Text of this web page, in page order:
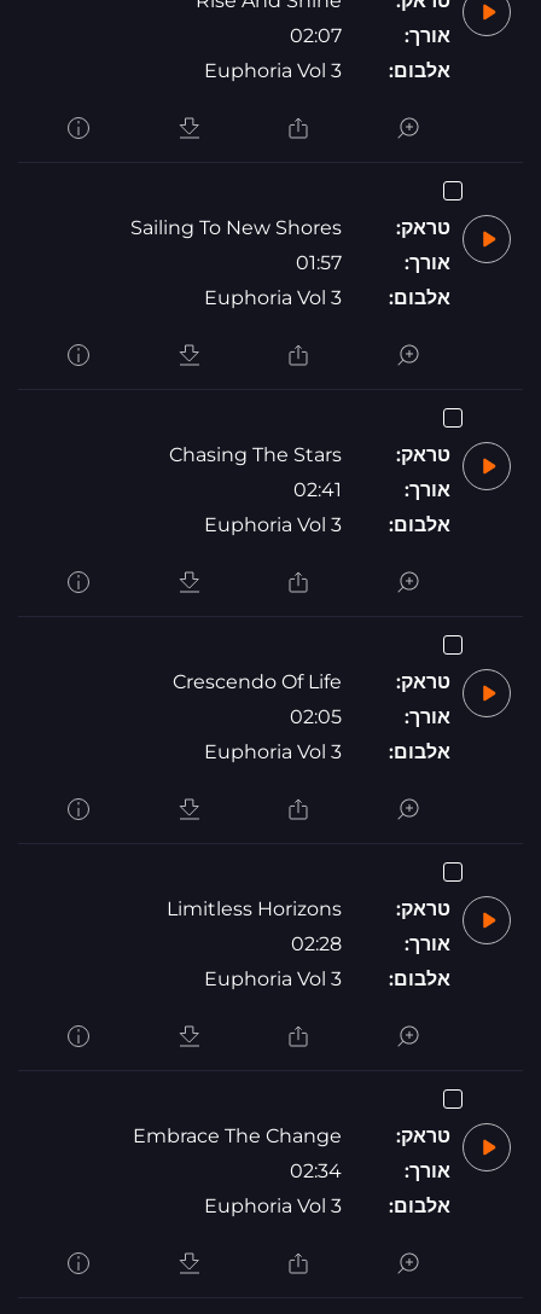
אורך:
02:07
אלבום:
Euphoria Vol 3
טראק:
Sailing To New Shores
אורך:
01:57
אלבום:
Euphoria Vol 3
טראק:
Chasing The Stars
אורך:
02:41
אלבום:
Euphoria Vol 3
טראק:
Crescendo Of Life
אורך:
02:05
אלבום:
Euphoria Vol 3
טראק:
Limitless Horizons
אורך:
02:28
אלבום:
Euphoria Vol 3
טראק:
Embrace The Change
אורך:
02:34
אלבום:
Euphoria Vol 3